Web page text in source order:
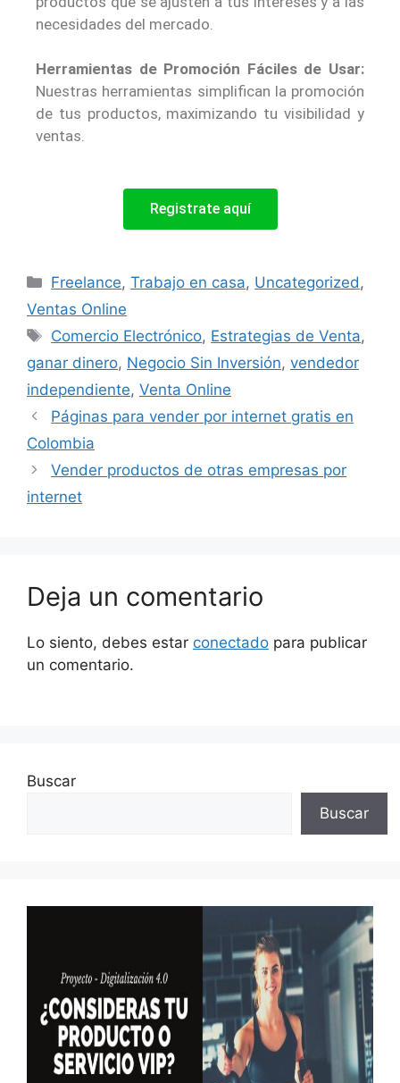
necesidades del mercado.
Herramientas de Promoción Fáciles de Usar:
Nuestras herramientas simplifican la promoción
de tus productos, maximizando tu visibilidad y
ventas.
Registrate aquí
Freelance,Trabajo en casa, Uncategorized ,
Ventas Online
Comercio Electrónico, Estrategias de Venta,
ganar dinero, Negocio Sin Inversión, vendedor
independiente, Venta Online
Páginas para vender por internet gratis en
Colombia
Vender productos de otras empresas por
internet
Deja un comentario
Lo siento, debes estar conectado para publicar
un comentario.
Buscar
Buscar